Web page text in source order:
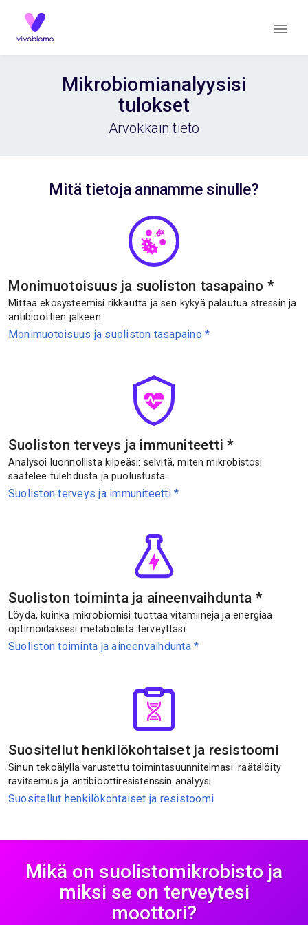
Mikrobiomianalyysisi
tulokset
Arvokkain tieto
Mitä tietoja annamme sinulle?
Monimuotoisuus ja suoliston tasapaino *
Mittaa ekosysteemisi rikkautta ja sen kykyä palautua stressin ja
antibioottien jälkeen.
Monimuotoisuus ja suoliston tasapaino*
Suoliston terveys ja immuniteetti*
Analysoi luonnollista kilpeäsi: selvitä, miten mikrobistosi
säätelee tulehdusta ja puolustusta.
Suoliston terveys ja immuniteetti*
Suoliston toiminta ja aineenvaihdunta *
Löydä, kuinka mikrobiomisi tuottaa vitamiineja ja energiaa
optimoidaksesi metabolista terveyttäsi.
Suoliston toiminta ja aineenvaihdunta*
Suositellut henkilökohtaiset ja resistoomi
Sinun tekoälyllä varustettu toimintasuunnitelmasi: räätälöity
ravitsemus ja antibioottiresistenssin analyysi.
Suositellut henkilökohtaiset ja resistoomi
Mikä on suolistomikrobisto ja
miksi se on terveytesi
moottori?